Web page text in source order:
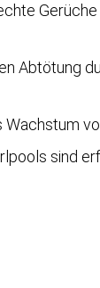
Abtötung
sind